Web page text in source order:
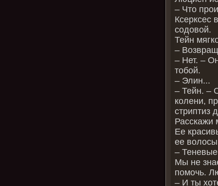
– Что
Ксерксес
содовой.
Тейн
–
– Нет. –
тобой.
– Элин...
– Тейн. –
колени,
стриптиз
Расскажи
Ее
ее
–
Мы не
помочь.
– И ты